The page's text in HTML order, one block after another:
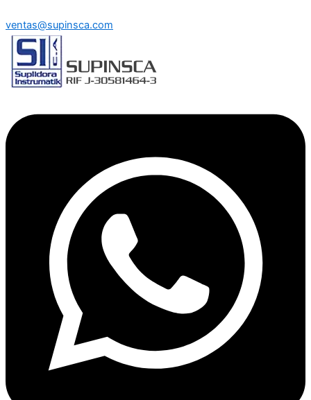
ventas@supinsca.com